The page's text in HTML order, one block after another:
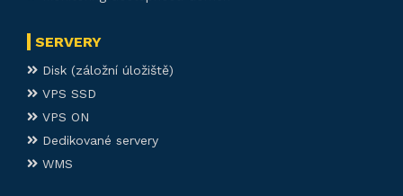
SERVERY
Disk (záložní úložiště)
VPS SSD
VPS ON
Dedikované servery
WMS